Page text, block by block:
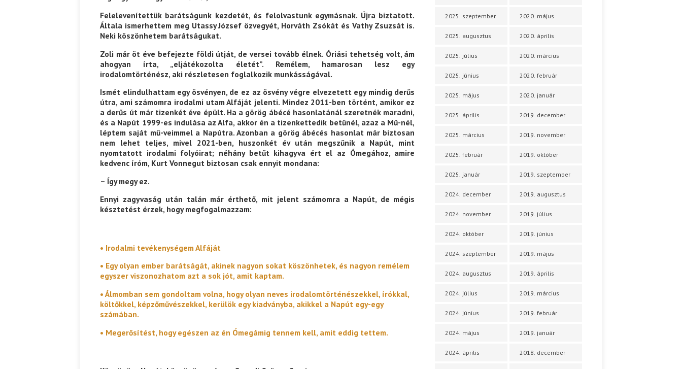
Felelevenítettük barátságunk kezdetét, és felolvastunk egymásnak. Újra biztatott.
Általa ismerhettem meg Utassy József özvegyét, Horváth Zsókát és Vathy Zsuzsát is.
Neki köszönhetem barátságukat.
Zoli már öt éve befejezte földi útját, de versei tovább élnek. Óriási tehetség volt, ám
ahogyan írta, „eljátékozolta életét”. Remélem, hamarosan lesz egy
irodalomtörténész, aki részletesen foglalkozik munkásságával.
Ismét elindulhattam egy ösvényen, de ez az ösvény végre elvezetett egy mindig derűs
útra, ami számomra irodalmi utam Alfáját jelenti. Mindez 2011-ben történt, amikor ez
a derűs út már tizenkét éve épült. Ha a görög ábécé hasonlatánál szeretnék maradni,
és a Napút 1999-es indulása az Alfa, akkor én a tizenkettedik betűnél, azaz a Mű-nél,
léptem saját mű-veimmel a Napútra. Azonban a görög ábécés hasonlat már biztosan
nem lehet teljes, mivel 2021-ben, huszonkét év után megszűnik a Napút, mint
nyomtatott irodalmi folyóirat; néhány betűt kihagyva ért el az Ómegához, amire
kedvenc íróm, Kurt Vonnegut biztosan csak ennyit mondana:
– Így megy ez.
Ennyi zagyvaság után talán már érthető, mit jelent számomra a Napút, de mégis
késztetést érzek, hogy megfogalmazzam:
• Irodalmi tevékenységem Alfáját
• Egy olyan ember barátságát, akinek nagyon sokat köszönhetek, és nagyon remélem
egyszer viszonozhatom azt a sok jót, amit kaptam.
• Álmomban sem gondoltam volna, hogy olyan neves irodalomtörténészekkel, írókkal,
költőkkel, képzőművészekkel, kerülök egy kiadványba, akikkel a Napút egy-egy
számában.
• Megerősítést, hogy egészen az én Ómegámig tennem kell, amit eddig tettem.
2025. szeptember
2025. augusztus
2025. július
2025. június
2025. május
2025. április
2025. március
2025. február
2025. január
2024. december
2024. november
2024. október
2024. szeptember
2024. augusztus
2024. július
2024. június
2024. május
2024. április
2020. május
2020. április
2020. március
2020. február
2020. január
2019. december
2019. november
2019. október
2019. szeptember
2019. augusztus
2019. július
2019. június
2019. május
2019. április
2019. március
2019. február
2019. január
2018. december